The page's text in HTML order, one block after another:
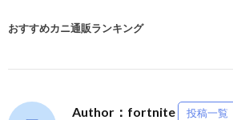
おすすめカニ通販ランキング
Author：fortnite 投稿一覧